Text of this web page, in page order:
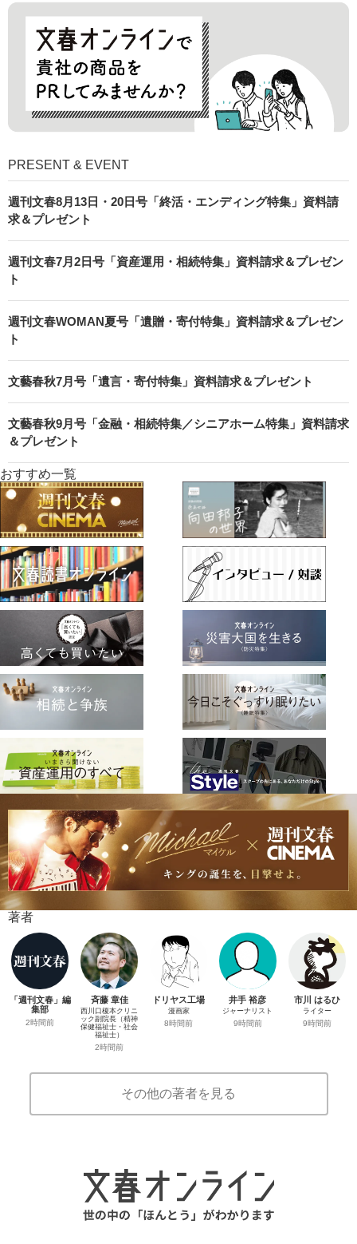
PRESENT & EVENT
週刊文春8月13日・20日号「終活・エンディング特集」資料請
求＆プレゼント
週刊文春7月2日号「資産運用・相続特集」資料請求＆プレゼン
ト
週刊文春WOMAN夏号「遺贈・寄付特集」資料請求＆プレゼン
ト
文藝春秋7月号「遺言・寄付特集」資料請求＆プレゼント
文藝春秋9月号「金融・相続特集／シニアホーム特集」資料請求
＆プレゼント
おすすめ一覧
著者
「週刊文春」編
集部
2時間前
斉藤 章佳
西川口榎本クリニ
ック副院長（精神
保健福祉士・社会
福祉士）
2時間前
ドリヤス工場
漫画家
8時間前
井手 裕彦
ジャーナリスト
9時間前
市川 はるひ
ライター
9時間前
その他の著者を見る